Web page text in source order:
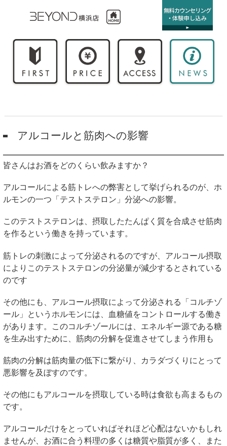
アルコールと筋肉への影響
皆さんはお酒をどのくらい飲みますか？
アルコールによる筋トレへの弊害として挙げられるのが、ホ
ルモンの一つ「テストステロン」分泌への影響。
このテストステロンは、摂取したたんぱく質を合成させ筋肉
を作るという働きを持っています。
筋トレの刺激によって分泌されるのですが、アルコール摂取
によりこのテストステロンの分泌量が減少するとされている
のです
その他にも、アルコール摂取によって分泌される「コルチゾ
ール」というホルモンには、血糖値をコントロールする働き
があります。このコルチゾールには、エネルギー源である糖
を生み出すために、筋肉の分解を促進させてしまう作用も
筋肉の分解は筋肉量の低下に繋がり、カラダづくりにとって
悪影響を及ぼすのです。
その他にもアルコールを摂取している時は食欲も高まるもの
です。
アルコールだけをとっていればそれほど心配はないかもしれ
ませんが、お酒に合う料理の多くは糖質や脂質が多く、また